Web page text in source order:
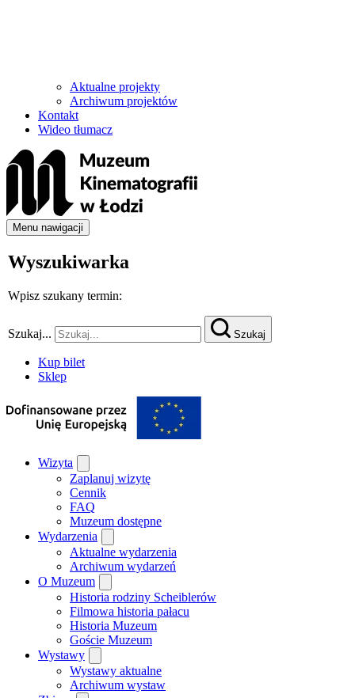
Aktualne projekty
Archiwum projektów
Kontakt
Wideo tłumacz
Menu nawigacji
Wyszukiwarka
Wpisz szukany termin:
Szukaj... Szukaj
Kup bilet
Sklep
Wizyta
Zaplanuj wizytę
Cennik
FAQ
Muzeum dostępne
Wydarzenia
Aktualne wydarzenia
Archiwum wydarzeń
O Muzeum
Historia rodziny Scheiblerów
Filmowa historia pałacu
Historia Muzeum
Goście Muzeum
Wystawy
Wystawy aktualne
Archiwum wystaw